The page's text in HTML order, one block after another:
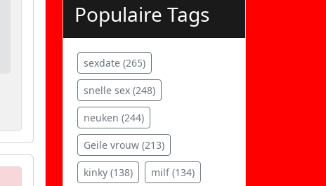
Populaire Tags
sexdate (265)
snelle sex (248)
neuken (244)
Geile vrouw (213)
kinky (138) milf (134)